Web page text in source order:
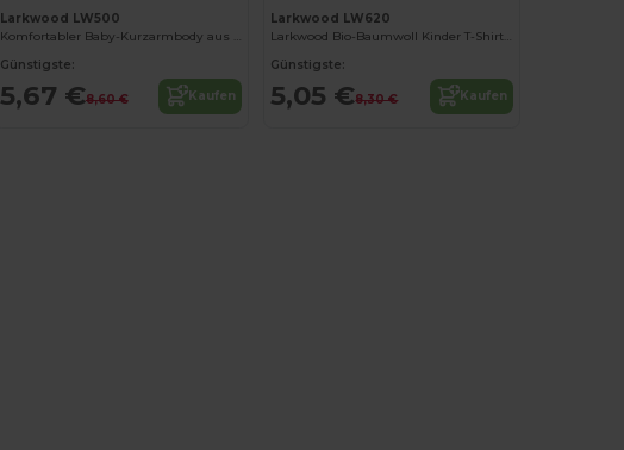
Larkwood LW500
Komfortabler Baby-Kurzarmbody aus Baumwolle
Günstigste:
5,67 €8,60 € Kaufen
Larkwood LW620
Larkwood Bio-Baumwoll Kinder T-Shirt Komfort
Günstigste:
5,05 €8,30 € Kaufen